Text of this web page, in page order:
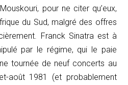
pour ne citer qu’eux,
du Sud, malgré des offres
Franck Sinatra est à
par le régime, qui le paie
tournée de neuf concerts au
août 1981 (et probablement